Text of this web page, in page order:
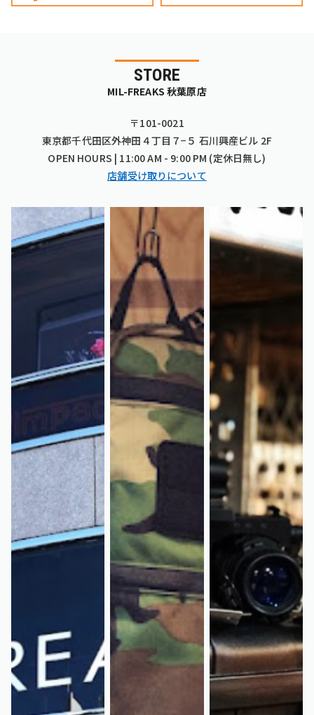
STORE
MIL-FREAKS 秋葉原店
〒101-0021
東京都千代田区外神田４丁目７−５ 石川興産ビル 2F
OPEN HOURS | 11:00 AM - 9:00 PM (定休日無し)
店舗受け取りについて